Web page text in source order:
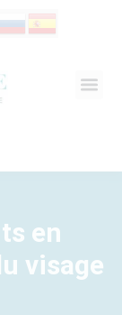
en
visage